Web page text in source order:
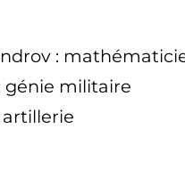
:
génie militaire
artillerie